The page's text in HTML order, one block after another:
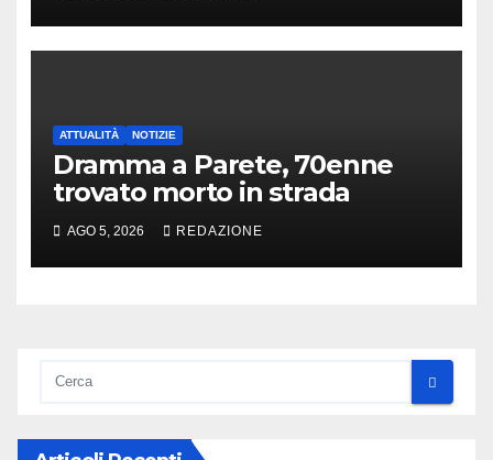
ATTUALITÀ NOTIZIE
Dramma a Parete, 70enne
trovato morto in strada
AGO 5, 2026 REDAZIONE